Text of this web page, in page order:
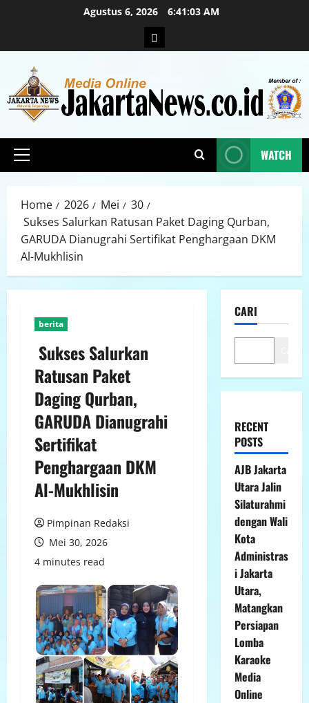
Agustus 6, 2026 6:41:04 AM
WATCH
Home 2026 Mei
30
Sukses Salurkan Ratusan Paket Daging Qurban,
GARUDA Dianugrahi Sertifikat Penghargaan DKM
Al-Mukhlisin
berita
Sukses Salurkan
Ratusan Paket
Daging Qurban,
GARUDA Dianugrahi
Sertifikat
Penghargaan DKM
Al-Mukhlisin
Pimpinan Redaksi
Mei 30, 2026
4 minutes read
CARI
RECENT
POSTS
AJB Jakarta
Utara Jalin
Silaturahmi
dengan Wali
Kota
Administras
i Jakarta
Utara,
Matangkan
Persiapan
Lomba
Karaoke
Media
Online